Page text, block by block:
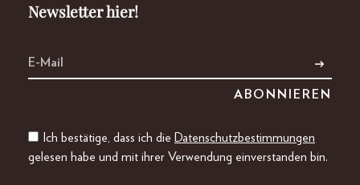
Newsletter hier!
Ich bestätige, dass ich die Datenschutzbestimmungen
gelesen habe und mit ihrer Verwendung einverstanden bin.